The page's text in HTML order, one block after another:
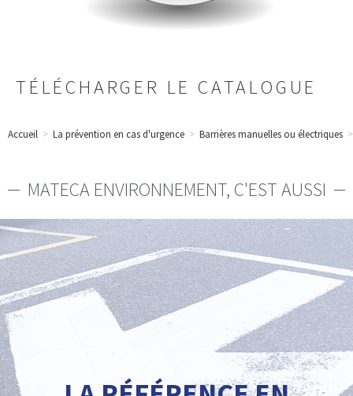
TÉLÉCHARGER LE CATALOGUE
Accueil > La prévention en cas d'urgence > Barrières manuelles ou électriques >
MATECA ENVIRONNEMENT, C'EST AUSSI
Revêtement de sol : résine ou peinture
Voir nos propositions